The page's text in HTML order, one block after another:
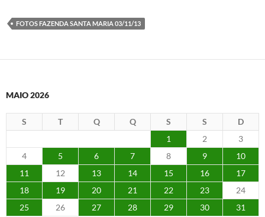
FOTOS FAZENDA SANTA MARIA 03/11/13
MAIO 2026
S T Q Q S S
D
1
2
3
4
5 6 7 8 9
10
11
12 13 14 15 16
17
18
19 20 21 22 23
24
25
26 27 28 29 30
31